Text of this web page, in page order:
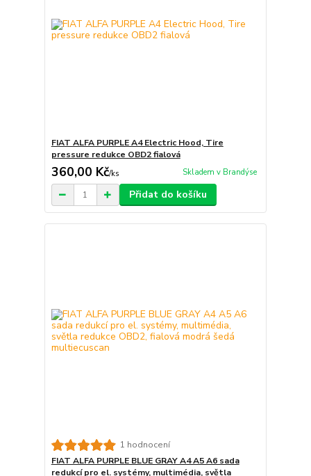
FIAT ALFA PURPLE A4 Electric Hood, Tire
pressure redukce OBD2 fialová
360,00 Kč/ks Skladem v Brandýse
Přidat do košíku
1 hodnocení
FIAT ALFA PURPLE BLUE GRAY A4 A5 A6 sada
redukcí pro el. systémy, multimédia, světla